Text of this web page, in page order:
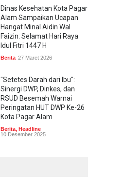
Dinas Kesehatan Kota Pagar
Alam Sampaikan Ucapan
Hangat Minal Aidin Wal
Faizin: Selamat Hari Raya
Idul Fitri 1447 H
Berita 27 Maret 2026
"Setetes Darah dari Ibu":
Sinergi DWP, Dinkes, dan
RSUD Besemah Warnai
Peringatan HUT DWP Ke-26
Kota Pagar Alam
Berita, Headline
10 Desember 2025